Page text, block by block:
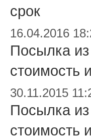
срок
16.04.2016
Посылка из
стоимость
30.11.2015
Посылка из
стоимость